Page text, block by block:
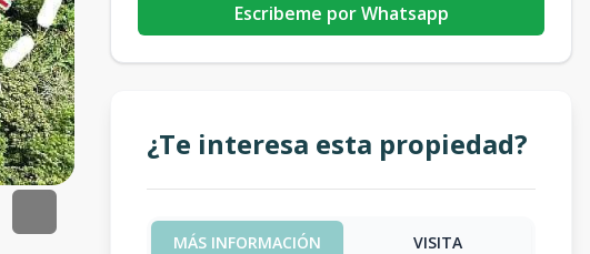
Escribeme por Whatsapp
¿Te interesa esta propiedad?
MÁS INFORMACIÓN VISITA